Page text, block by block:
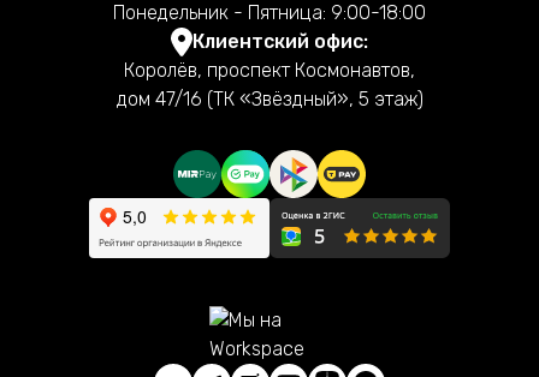
Понедельник - Пятница: 9:00-18:00
Клиентский офис:
Королёв, проспект Космонавтов,
дом 47/16 (ТК «Звёздный», 5 этаж)